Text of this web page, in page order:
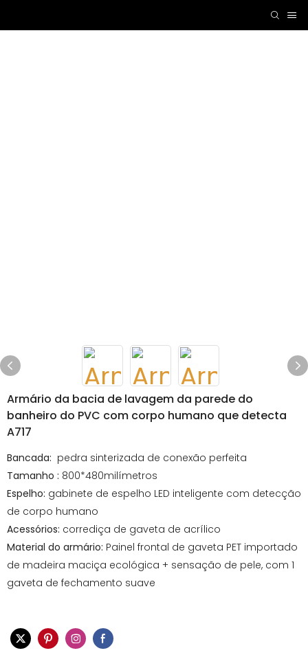
Armário da bacia de lavagem da parede do
banheiro do PVC com corpo humano que detecta
A717
Bancada: pedra sinterizada de conexão perfeita
Tamanho : 800*480milímetros
Espelho: gabinete de espelho LED inteligente com detecção
de corpo humano
Acessórios: corrediça de gaveta de acrílico
Material do armário: Painel frontal de gaveta PET importado
de madeira maciça ecológica + sensação de pele, com 1
gaveta de fechamento suave